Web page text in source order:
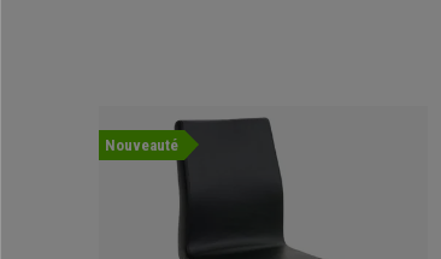
Nouveauté